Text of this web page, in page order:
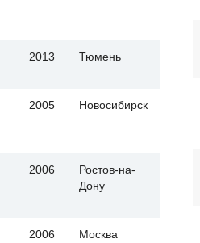
2013 Тюмень
2005 Новосибирск
2006
Ростов-на-
Дону
2006 Москва